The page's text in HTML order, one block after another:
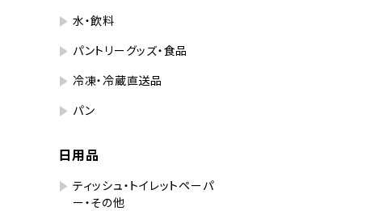
水・飲料
パントリーグッズ・食品
冷凍・冷蔵直送品
パン
日用品
ティッシュ・トイレットペーパ
ー・その他